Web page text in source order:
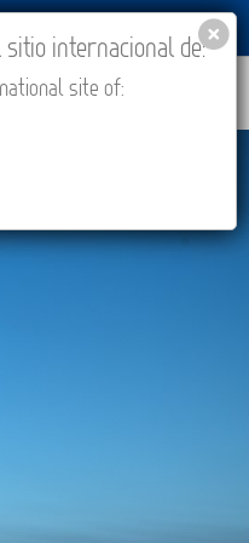
sitio internacional de:
site of: